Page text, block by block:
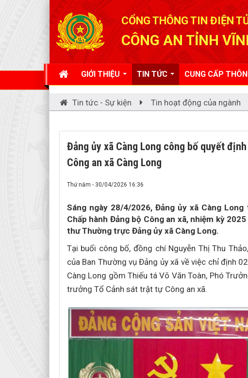
CỔNG THÔNG TIN ĐIỆN
CÔNG AN TỈNH
GIỚI THIỆU TIN TỨC CUNG CẤP
Tin tức - Sự kiện Tin hoạt động của ngành
Đảng ủy xã Càng Long công bố quyết
Công an xã Càng Long
Thứ năm - 30/04/2026 16:36
Sáng ngày 28/4/2026, Đảng ủy xã Càng
Chấp hành Đảng bộ Công an xã, nhiệm kỳ
thư Thường trực Đảng ủy xã Càng Long.
Tại buổi công bố, đồng chí Nguyễn Thị Thu
của Ban Thường vụ Đảng ủy xã về việc chỉ định
Càng Long gồm Thiếu tá Võ Văn Toàn, Phó
trưởng Tổ Cảnh sát trật tự Công an xã.